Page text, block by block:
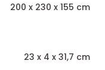
200 x 230 x 155 cm
23 x 4 x 31,7 cm